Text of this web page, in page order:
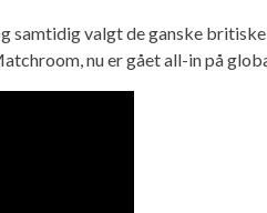
samtidig valgt de ganske
nu er gået all-in på